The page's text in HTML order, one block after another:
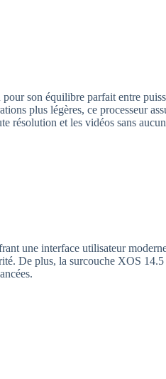
son équilibre parfait entre
plus légères, ce processeur
et les vidéos sans
une interface utilisateur
De plus, la surcouche XOS